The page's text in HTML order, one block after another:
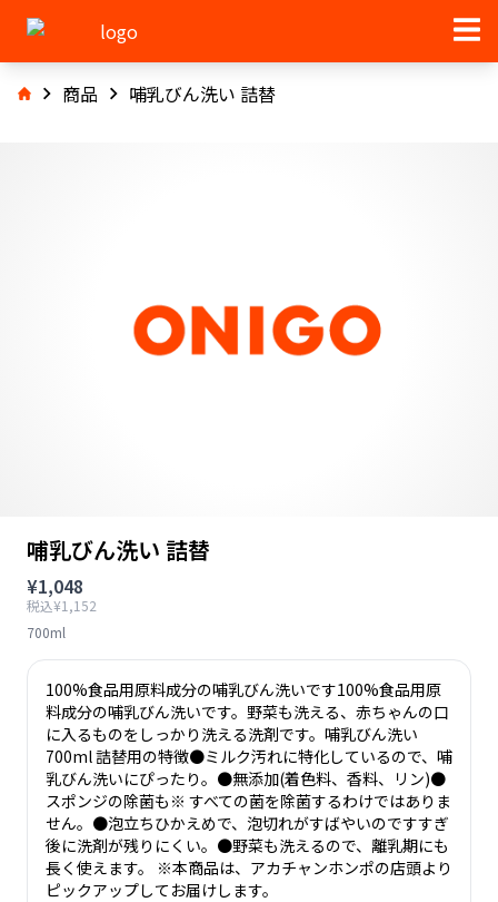
商品 哺乳びん洗い 詰替
哺乳びん洗い 詰替
¥1,048
税込¥1,152
700ml
100%食品用原料成分の哺乳びん洗いです100%食品用原
料成分の哺乳びん洗いです。野菜も洗える、赤ちゃんの口
に入るものをしっかり洗える洗剤です。哺乳びん洗い
700ml 詰替用の特徴●ミルク汚れに特化しているので、哺
乳びん洗いにぴったり。●無添加(着色料、香料、リン)●
スポンジの除菌も※ すべての菌を除菌するわけではありま
せん。●泡立ちひかえめで、泡切れがすばやいのですすぎ
後に洗剤が残りにくい。●野菜も洗えるので、離乳期にも
長く使えます。 ※本商品は、アカチャンホンポの店頭より
ピックアップしてお届けします。